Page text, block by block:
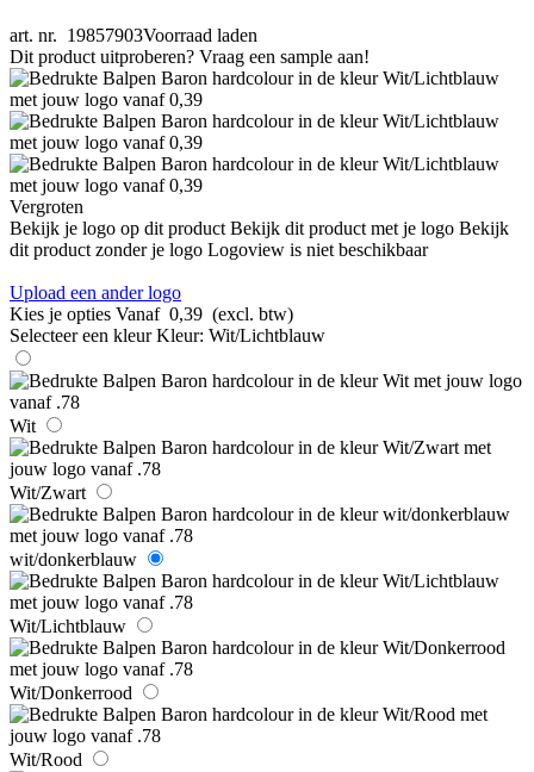
art. nr. 19857903Voorraad laden
Dit product uitproberen? Vraag een sample aan!
Vergroten
Bekijk je logo op dit product Bekijk dit product met je logo Bekijk
dit product zonder je logo Logoview is niet beschikbaar
Upload een ander logo
Kies je opties Vanaf 0,39 (excl. btw)
Selecteer een kleur Kleur: Wit/Lichtblauw
Wit
Wit/Zwart
wit/donkerblauw
Wit/Lichtblauw
Wit/Donkerrood
Wit/Rood